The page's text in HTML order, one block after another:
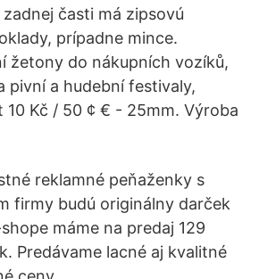
časti má zipsovú
prípadne mince.
žetony do nákupních vozíků,
pivní a hudební festivaly,
10 Kč / 50 ¢ € - 25mm. Výroba
reklamné peňaženky s
firmy budú originálny darček
máme na predaj 129
Predávame lacné aj kvalitné